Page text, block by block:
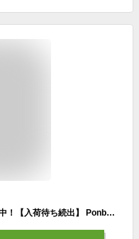
マラソン数量限定15％OFFクーポン配布中！【入荷待ち続出】 Ponbaby×サンリオコラボ マザーズリュック 23L 大容量 マザーズバッグ リュック 軽量 USBポート 出産祝い ママリュック サンリオ ハローキティ シナモロール マイメロディ ポムポムプリン シナモン マイメロ